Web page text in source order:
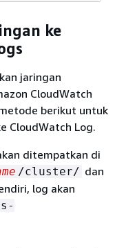
ke
jaringan
CloudWatch
berikut untuk
CloudWatch Log.
ditempatkan di
/cluster/ dan
log akan